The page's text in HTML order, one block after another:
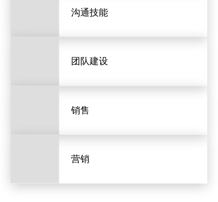
沟通技能
团队建设
销售
营销